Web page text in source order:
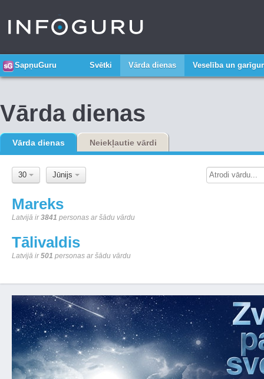
SapņuGuru Svētki Vārda dienas Veselība un
Vārda dienas
Vārda dienas Neiekļautie vārdi
30 Jūnijs
Mareks
Latvijā ir3841 personas ar šādu vārdu
Tālivaldis
Latvijā ir501 personas ar šādu vārdu